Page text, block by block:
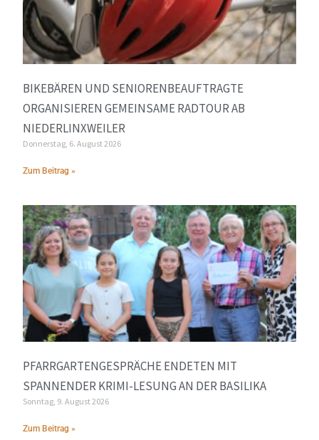
BIKEBÄREN UND SENIORENBEAUFTRAGTE
ORGANISIEREN GEMEINSAME RADTOUR AB
NIEDERLINXWEILER
Donnerstag, 6. August 2026
Zum Beitrag »
PFARRGARTENGESPRÄCHE ENDETEN MIT
SPANNENDER KRIMI-LESUNG AN DER BASILIKA
Sonntag, 9. August 2026
Zum Beitrag »